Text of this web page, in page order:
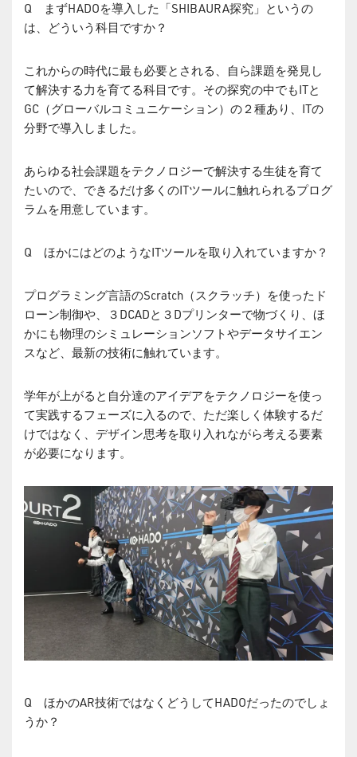
Q まずHADOを導入した「SHIBAURA探究」というの
は、どういう科目ですか？
これからの時代に最も必要とされる、自ら課題を発見し
て解決する力を育てる科目です。その探究の中でもITと
GC（グローバルコミュニケーション）の２種あり、ITの
分野で導入しました。
あらゆる社会課題をテクノロジーで解決する生徒を育て
たいので、できるだけ多くのITツールに触れられるプログ
ラムを用意しています。
Q ほかにはどのようなITツールを取り入れていますか？
プログラミング言語のScratch（スクラッチ）を使ったド
ローン制御や、３DCADと３Dプリンターで物づくり、ほ
かにも物理のシミュレーションソフトやデータサイエン
スなど、最新の技術に触れています。
学年が上がると自分達のアイデアをテクノロジーを使っ
て実践するフェーズに入るので、ただ楽しく体験するだ
けではなく、デザイン思考を取り入れながら考える要素
が必要になります。
Q ほかのAR技術ではなくどうしてHADOだったのでしょ
うか？